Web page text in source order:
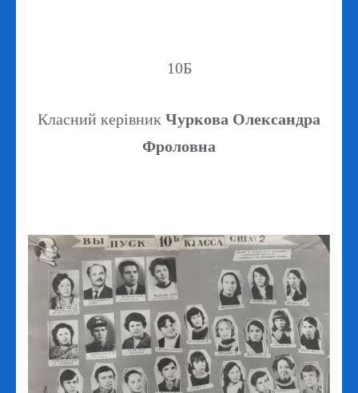
10Б
Класний керівник Чуркова Олександра
Фроловна